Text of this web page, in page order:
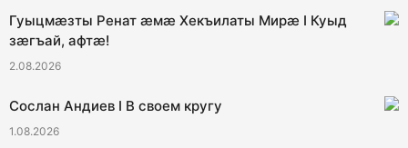
Гуыцмӕзты Ренат ӕмӕ Хекъилаты Мирӕ I Куыд
зӕгъай, афтӕ!
2.08.2026
Сослан Андиев I В своем кругу
1.08.2026